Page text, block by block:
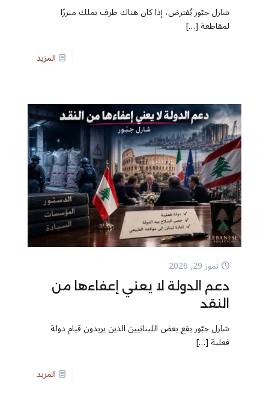
شارل جبّور يُفترض، إذا كان هناك طرف يملك مبررًا
لمقاطعة […]
المزيد
تموز 29, 2026
دعم الدولة لا يعني إعفاءها من
النقد
شارل جبّور يقع بعض اللبنانيين الذين يريدون قيام دولة
فعلية […]
المزيد